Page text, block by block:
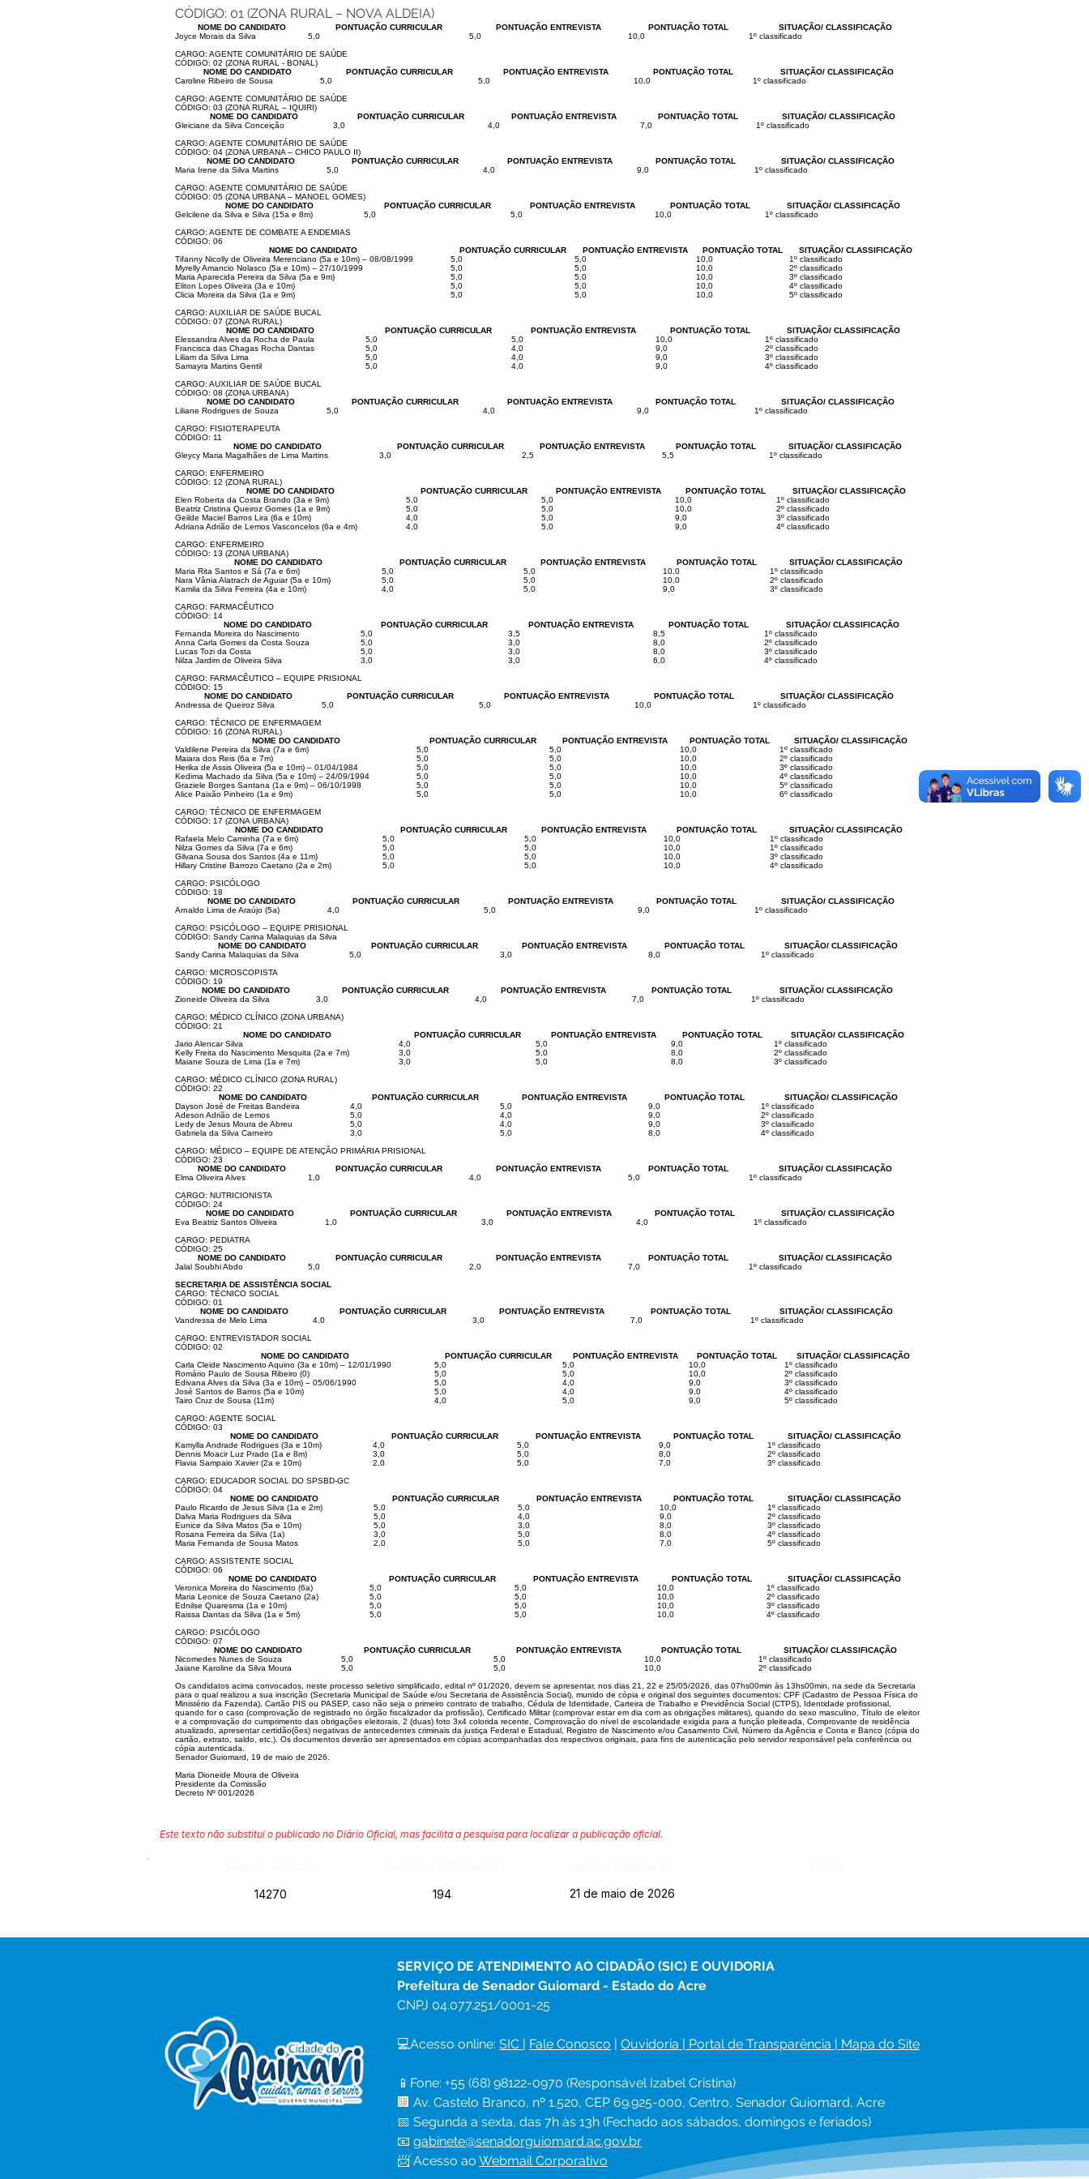
CÓDIGO: 01 (ZONA RURAL – NOVA ALDEIA)
NOME DO CANDIDATO PONTUAÇÃO CURRICULAR PONTUAÇÃO ENTREVISTA PONTUAÇÃO TOTAL
SITUAÇÃO/ CLASSIFICAÇÃO
Joyce Morais da Silva
5,0 5,0 10,0
1º classificado
CARGO: AGENTE COMUNITÁRIO DE SAÚDE
CÓDIGO: 02 (ZONA RURAL - BONAL)
NOME DO CANDIDATO
PONTUAÇÃO CURRICULAR PONTUAÇÃO ENTREVISTA PONTUAÇÃO TOTAL
SITUAÇÃO/ CLASSIFICAÇÃO
Caroline Ribeiro de Sousa
5,0 5,0 10,0
1º classificado
CARGO: AGENTE COMUNITÁRIO DE SAÚDE
CÓDIGO: 03 (ZONA RURAL – IQUIRI)
NOME DO CANDIDATO
PONTUAÇÃO CURRICULAR PONTUAÇÃO ENTREVISTA PONTUAÇÃO TOTAL
SITUAÇÃO/ CLASSIFICAÇÃO
Gleiciane da Silva Conceição
3,0 4,0 7,0
1º classificado
CARGO: AGENTE COMUNITÁRIO DE SAÚDE
CÓDIGO: 04 (ZONA URBANA – CHICO PAULO II)
NOME DO CANDIDATO
PONTUAÇÃO CURRICULAR PONTUAÇÃO ENTREVISTA PONTUAÇÃO TOTAL
SITUAÇÃO/ CLASSIFICAÇÃO
Maria Irene da Silva Martins
5,0 4,0 9,0
1º classificado
CARGO: AGENTE COMUNITÁRIO DE SAÚDE
CÓDIGO: 05 (ZONA URBANA – MANOEL GOMES)
NOME DO CANDIDATO
PONTUAÇÃO CURRICULAR PONTUAÇÃO ENTREVISTA PONTUAÇÃO TOTAL
SITUAÇÃO/ CLASSIFICAÇÃO
Gelcilene da Silva e Silva (15a e 8m)
5,0 5,0 10,0
1º classificado
CARGO: AGENTE DE COMBATE A ENDEMIAS
CÓDIGO: 06
NOME DO CANDIDATO
PONTUAÇÃO CURRICULAR PONTUAÇÃO ENTREVISTA PONTUAÇÃO TOTAL
SITUAÇÃO/ CLASSIFICAÇÃO
Tifanny Nicolly de Oliveira Merenciano (5a e 10m) – 08/08/1999
5,0 5,0 10,0
1º classificado
Myrelly Amancio Nolasco (5a e 10m) – 27/10/1999
5,0 5,0 10,0
2º classificado
Maria Aparecida Pereira da Silva (5a e 9m)
5,0 5,0 10,0
3º classificado
Eliton Lopes Oliveira (3a e 10m)
5,0 5,0 10,0
4º classificado
Clicia Moreira da Silva (1a e 9m)
5,0 5,0 10,0
5º classificado
CARGO: AUXILIAR DE SAÚDE BUCAL
CÓDIGO: 07 (ZONA RURAL)
NOME DO CANDIDATO
PONTUAÇÃO CURRICULAR PONTUAÇÃO ENTREVISTA PONTUAÇÃO TOTAL
SITUAÇÃO/ CLASSIFICAÇÃO
Elessandra Alves da Rocha de Paula
5,0 5,0 10,0
1º classificado
Francisca das Chagas Rocha Dantas
5,0 4,0 9,0
2º classificado
Liliam da Silva Lima
5,0 4,0 9,0
3º classificado
Samayra Martins Gentil
5,0 4,0 9,0
4º classificado
CARGO: AUXILIAR DE SAÚDE BUCAL
CÓDIGO: 08 (ZONA URBANA)
NOME DO CANDIDATO
PONTUAÇÃO CURRICULAR PONTUAÇÃO ENTREVISTA PONTUAÇÃO TOTAL
SITUAÇÃO/ CLASSIFICAÇÃO
Liliane Rodrigues de Souza
5,0 4,0 9,0
1º classificado
CARGO: FISIOTERAPEUTA
CÓDIGO: 11
NOME DO CANDIDATO
PONTUAÇÃO CURRICULAR PONTUAÇÃO ENTREVISTA PONTUAÇÃO TOTAL
SITUAÇÃO/ CLASSIFICAÇÃO
Gleycy Maria Magalhães de Lima Martins
3,0 2,5 5,5
1º classificado
CARGO: ENFERMEIRO
CÓDIGO: 12 (ZONA RURAL)
NOME DO CANDIDATO
PONTUAÇÃO CURRICULAR PONTUAÇÃO ENTREVISTA PONTUAÇÃO TOTAL
SITUAÇÃO/ CLASSIFICAÇÃO
Elen Roberta da Costa Brando (3a e 9m)
5,0 5,0 10,0
1º classificado
Beatriz Cristina Queiroz Gomes (1a e 9m)
5,0 5,0 10,0
2º classificado
Geilde Maciel Barros Lira (6a e 10m)
4,0 5,0 9,0
3º classificado
Adriana Adrião de Lemos Vasconcelos (6a e 4m)
4,0 5,0 9,0
4º classificado
CARGO: ENFERMEIRO
CÓDIGO: 13 (ZONA URBANA)
NOME DO CANDIDATO
PONTUAÇÃO CURRICULAR PONTUAÇÃO ENTREVISTA PONTUAÇÃO TOTAL
SITUAÇÃO/ CLASSIFICAÇÃO
Maria Rita Santos e Sá (7a e 6m)
5,0 5,0 10,0
1º classificado
Nara Vânia Alatrach de Aguiar (5a e 10m)
5,0 5,0 10,0
2º classificado
Kamila da Silva Ferreira (4a e 10m)
4,0 5,0 9,0
3º classificado
CARGO: FARMACÊUTICO
CÓDIGO: 14
NOME DO CANDIDATO
PONTUAÇÃO CURRICULAR PONTUAÇÃO ENTREVISTA PONTUAÇÃO TOTAL
SITUAÇÃO/ CLASSIFICAÇÃO
Fernanda Moreira do Nascimento
5,0 3,5 8,5
1º classificado
Anna Carla Gomes da Costa Souza
5,0 3,0 8,0
2º classificado
Lucas Tozi da Costa
5,0 3,0 8,0
3º classificado
Nilza Jardim de Oliveira Silva
3,0 3,0 6,0
4º classificado
CARGO: FARMACÊUTICO – EQUIPE PRISIONAL
CÓDIGO: 15
NOME DO CANDIDATO
PONTUAÇÃO CURRICULAR PONTUAÇÃO ENTREVISTA PONTUAÇÃO TOTAL
SITUAÇÃO/ CLASSIFICAÇÃO
Andressa de Queiroz Silva
5,0 5,0 10,0
1º classificado
CARGO: TÉCNICO DE ENFERMAGEM
CÓDIGO: 16 (ZONA RURAL)
NOME DO CANDIDATO
PONTUAÇÃO CURRICULAR PONTUAÇÃO ENTREVISTA PONTUAÇÃO TOTAL
SITUAÇÃO/ CLASSIFICAÇÃO
Valdilene Pereira da Silva (7a e 6m)
5,0 5,0 10,0
1º classificado
Maiara dos Reis (6a e 7m)
5,0 5,0 10,0
2º classificado
Herika de Assis Oliveira (5a e 10m) – 01/04/1984
5,0 5,0 10,0
3º classificado
Kedima Machado da Silva (5a e 10m) – 24/09/1994
5,0 5,0 10,0
4º classificado
Graziele Borges Santana (1a e 9m) – 06/10/1998
5,0 5,0 10,0
5º classificado
Alice Paixão Pinheiro (1a e 9m)
5,0 5,0 10,0
6º classificado
CARGO: TÉCNICO DE ENFERMAGEM
CÓDIGO: 17 (ZONA URBANA)
NOME DO CANDIDATO
PONTUAÇÃO CURRICULAR PONTUAÇÃO ENTREVISTA PONTUAÇÃO TOTAL
SITUAÇÃO/ CLASSIFICAÇÃO
Rafaela Melo Caminha (7a e 6m)
5,0 5,0 10,0
1º classificado
Nilza Gomes da Silva (7a e 6m)
5,0 5,0 10,0
1º classificado
Gilvana Sousa dos Santos (4a e 11m)
5,0 5,0 10,0
3º classificado
Hillary Cristine Barrozo Caetano (2a e 2m)
5,0 5,0 10,0
4º classificado
CARGO: PSICÓLOGO
CÓDIGO: 18
NOME DO CANDIDATO
PONTUAÇÃO CURRICULAR PONTUAÇÃO ENTREVISTA PONTUAÇÃO TOTAL
SITUAÇÃO/ CLASSIFICAÇÃO
Arnaldo Lima de Araújo (5a)
4,0 5,0 9,0
1º classificado
CARGO: PSICÓLOGO – EQUIPE PRISIONAL
CÓDIGO: Sandy Carina Malaquias da Silva
NOME DO CANDIDATO
PONTUAÇÃO CURRICULAR PONTUAÇÃO ENTREVISTA PONTUAÇÃO TOTAL
SITUAÇÃO/ CLASSIFICAÇÃO
Sandy Carina Malaquias da Silva
5,0 3,0 8,0
1º classificado
CARGO: MICROSCOPISTA
CÓDIGO: 19
NOME DO CANDIDATO
PONTUAÇÃO CURRICULAR PONTUAÇÃO ENTREVISTA PONTUAÇÃO TOTAL
SITUAÇÃO/ CLASSIFICAÇÃO
Zioneide Oliveira da Silva
3,0 4,0 7,0
1º classificado
CARGO: MÉDICO CLÍNICO (ZONA URBANA)
CÓDIGO: 21
NOME DO CANDIDATO
PONTUAÇÃO CURRICULAR PONTUAÇÃO ENTREVISTA PONTUAÇÃO TOTAL
SITUAÇÃO/ CLASSIFICAÇÃO
Jario Alencar Silva
4,0 5,0 9,0
1º classificado
Kelly Freita do Nascimento Mesquita (2a e 7m)
3,0 5,0 8,0
2º classificado
Maiane Souza de Lima (1a e 7m)
3,0 5,0 8,0
3º classificado
CARGO: MÉDICO CLÍNICO (ZONA RURAL)
CÓDIGO: 22
NOME DO CANDIDATO
PONTUAÇÃO CURRICULAR PONTUAÇÃO ENTREVISTA PONTUAÇÃO TOTAL
SITUAÇÃO/ CLASSIFICAÇÃO
Dayson José de Freitas Bandeira
4,0 5,0 9,0
1º classificado
Adeson Adrião de Lemos
5,0 4,0 9,0
2º classificado
Ledy de Jesus Moura de Abreu
5,0 4,0 9,0
3º classificado
Gabriela da Silva Carneiro
3,0 5,0 8,0
4º classificado
CARGO: MÉDICO – EQUIPE DE ATENÇÃO PRIMÁRIA PRISIONAL
CÓDIGO: 23
NOME DO CANDIDATO
PONTUAÇÃO CURRICULAR PONTUAÇÃO ENTREVISTA PONTUAÇÃO TOTAL
SITUAÇÃO/ CLASSIFICAÇÃO
Elma Oliveira Alves
1,0 4,0 5,0
1º classificado
CARGO: NUTRICIONISTA
CÓDIGO: 24
NOME DO CANDIDATO
PONTUAÇÃO CURRICULAR PONTUAÇÃO ENTREVISTA PONTUAÇÃO TOTAL
SITUAÇÃO/ CLASSIFICAÇÃO
Eva Beatriz Santos Oliveira
1,0 3,0 4,0
1º classificado
CARGO: PEDIATRA
CÓDIGO: 25
NOME DO CANDIDATO
PONTUAÇÃO CURRICULAR PONTUAÇÃO ENTREVISTA PONTUAÇÃO TOTAL
SITUAÇÃO/ CLASSIFICAÇÃO
Jalal Soubhi Abdo
5,0 2,0 7,0
1º classificado
SECRETARIA DE ASSISTÊNCIA SOCIAL
CARGO: TÉCNICO SOCIAL
CÓDIGO: 01
NOME DO CANDIDATO
PONTUAÇÃO CURRICULAR PONTUAÇÃO ENTREVISTA PONTUAÇÃO TOTAL
SITUAÇÃO/ CLASSIFICAÇÃO
Vandressa de Melo Lima
4,0 3,0 7,0
1º classificado
CARGO: ENTREVISTADOR SOCIAL
CÓDIGO: 02
NOME DO CANDIDATO
PONTUAÇÃO CURRICULAR PONTUAÇÃO ENTREVISTA PONTUAÇÃO TOTAL
SITUAÇÃO/ CLASSIFICAÇÃO
Carla Cleide Nascimento Aquino (3a e 10m) – 12/01/1990
5,0 5,0 10,0
1º classificado
Romário Paulo de Sousa Ribeiro (0)
5,0 5,0 10,0
2º classificado
Edivana Alves da Silva (3a e 10m) – 05/06/1990
5,0 4,0 9,0
3º classificado
José Santos de Barros (5a e 10m)
5,0 4,0 9,0
4º classificado
Tairo Cruz de Sousa (11m)
4,0 5,0 9,0
5º classificado
CARGO: AGENTE SOCIAL
CÓDIGO: 03
NOME DO CANDIDATO
PONTUAÇÃO CURRICULAR PONTUAÇÃO ENTREVISTA PONTUAÇÃO TOTAL
SITUAÇÃO/ CLASSIFICAÇÃO
Kamylla Andrade Rodrigues (3a e 10m)
4,0 5,0 9,0
1º classificado
Dennis Moacir Luz Prado (1a e 8m)
3,0 5,0 8,0
2º classificado
Flavia Sampaio Xavier (2a e 10m)
2,0 5,0 7,0
3º classificado
CARGO: EDUCADOR SOCIAL DO SPSBD-GC
CÓDIGO: 04
NOME DO CANDIDATO
PONTUAÇÃO CURRICULAR PONTUAÇÃO ENTREVISTA PONTUAÇÃO TOTAL
SITUAÇÃO/ CLASSIFICAÇÃO
Paulo Ricardo de Jesus Silva (1a e 2m)
5,0 5,0 10,0
1º classificado
Dalva Maria Rodrigues da Silva
5,0 4,0 9,0
2º classificado
Eunice da Silva Matos (5a e 10m)
5,0 3,0 8,0
3º classificado
Rosana Ferreira da Silva (1a)
3,0 5,0 8,0
4º classificado
Maria Fernanda de Sousa Matos
2,0 5,0 7,0
5º classificado
CARGO: ASSISTENTE SOCIAL
CÓDIGO: 06
NOME DO CANDIDATO
PONTUAÇÃO CURRICULAR PONTUAÇÃO ENTREVISTA PONTUAÇÃO TOTAL
SITUAÇÃO/ CLASSIFICAÇÃO
Veronica Moreira do Nascimento (6a)
5,0 5,0 10,0
1º classificado
Maria Leonice de Souza Caetano (2a)
5,0 5,0 10,0
2º classificado
Ednilse Quaresma (1a e 10m)
5,0 5,0 10,0
3º classificado
Raissa Dantas da Silva (1a e 5m)
5,0 5,0 10,0
4º classificado
CARGO: PSICÓLOGO
CÓDIGO: 07
NOME DO CANDIDATO
PONTUAÇÃO CURRICULAR PONTUAÇÃO ENTREVISTA PONTUAÇÃO TOTAL
SITUAÇÃO/ CLASSIFICAÇÃO
Nicomedes Nunes de Souza
5,0 5,0 10,0
1º classificado
Jaiane Karoline da Silva Moura
5,0 5,0 10,0
2º classificado
Os candidatos acima convocados, neste processo seletivo simplificado, edital nº 01/2026, devem se apresentar, nos dias 21, 22 e 25/05/2026, das 07hs00min às 13hs00min, na sede da Secretaria
para o qual realizou a sua inscrição (Secretaria Municipal de Saúde e/ou Secretaria de Assistência Social), munido de cópia e original dos seguintes documentos: CPF (Cadastro de Pessoa Física do
Ministério da Fazenda), Cartão PIS ou PASEP, caso não seja o primeiro contrato de trabalho, Cédula de Identidade, Carteira de Trabalho e Previdência Social (CTPS), Identidade profissional,
quando for o caso (comprovação de registrado no órgão fiscalizador da profissão), Certificado Militar (comprovar estar em dia com as obrigações militares), quando do sexo masculino, Título de eleitor
e a comprovação do cumprimento das obrigações eleitorais, 2 (duas) foto 3x4 colorida recente, Comprovação do nível de escolaridade exigida para a função pleiteada, Comprovante de residência
atualizado, apresentar certidão(ões) negativas de antecedentes criminais da justiça Federal e Estadual, Registro de Nascimento e/ou Casamento Civil, Número da Agência e Conta e Banco (cópia do
cartão, extrato, saldo, etc.). Os documentos deverão ser apresentados em cópias acompanhadas dos respectivos originais, para fins de autenticação pelo servidor responsável pela conferência ou
cópia autenticada.
Senador Guiomard, 19 de maio de 2026.
Maria Dioneide Moura de Oliveira
Presidente da Comissão
Decreto Nº 001/2026
Este texto não substitui o publicado no Diário Oficial, mas facilita a pesquisa para localizar a publicação oficial.
14270
194 21 de maio de 2026
SERVIÇO DE ATENDIMENTO AO CIDADÃO (SIC) E OUVIDORIA
Prefeitura de Senador Guiomard - Estado do Acre
CNPJ 04.077.251/0001-25
💻Acesso online: SIC | Fale Conosco | Ouvidoria | Portal de Transparência | Mapa do Site
📱Fone: +55 (68) 98122-0970 (Responsável Izabel Cristina)
🏢 Av. Castelo Branco, nº 1.520, CEP 69.925-000, Centro, Senador Guiomard, Acre
📅 Segunda a sexta, das 7h às 13h (Fechado aos sábados, domingos e feriados)
📧 gabinete@senadorguiomard.ac.gov.br
📨 Acesso ao Webmail Corporativo